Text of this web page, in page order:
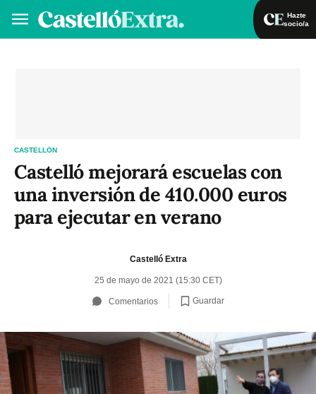
Hazte
socio/a
CASTELLÓN
Castelló mejorará escuelas con
una inversión de 410.000 euros
para ejecutar en verano
Castelló Extra
25 de mayo de 2021 (15:30 CET)
Comentarios Guardar